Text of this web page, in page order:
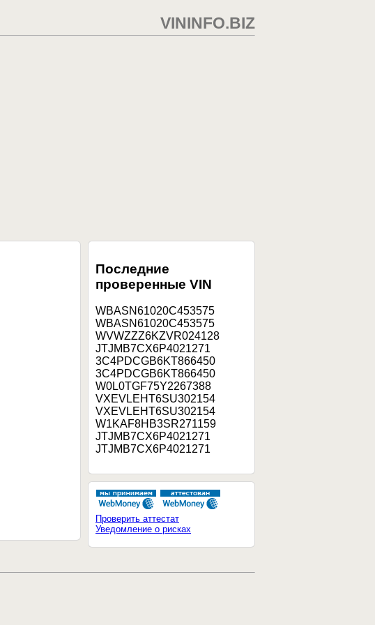
VININFO.BIZ
Последние
проверенные VIN
WBASN61020C453575
WBASN61020C453575
WVWZZZ6KZVR024128
JTJMB7CX6P4021271
3C4PDCGB6KT866450
3C4PDCGB6KT866450
W0L0TGF75Y2267388
VXEVLEHT6SU302154
VXEVLEHT6SU302154
W1KAF8HB3SR271159
JTJMB7CX6P4021271
JTJMB7CX6P4021271
Проверить аттестат
Уведомление о рисках